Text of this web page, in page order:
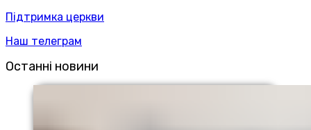
Підтримка церкви
Наш телеграм
Останні новини